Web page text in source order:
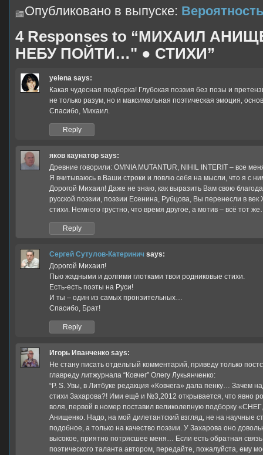
Опубликовано в выпуске:
4 Responses to “МИХАИЛ
НЕБУ ПОЙТИ…" ● СТИХИ”
yelena says:
Какая чудесная подборка! Глубокая поэзия без позы и
не только разум, но и максимальная поэтическая эмоция,
Спасибо, Михаил.
Reply
яков каунатор says:
Древние говорили: OMNIA MUTANTUR, NIHIL INTERIT – все
Я вчитываюсь в Ваши строки и ловлю себя на мысли, что я с
Дорогой Михаил! Даже не знаю, как выразить Вам свою
русской поэзии, поэзии Есенина, Рубцова, Вы перенесли в
стихи. Немного грустно, что время другое, а мотив – всё тот
Reply
Сергей Сутулов-Катеринич says:
Дорогой Михаил!
Пью жадными и долгими глотками твои родниковые стихи.
Есть-есть поэты на Руси!
И ты – один из самых пронзительных…
Спасибо, Брат!
Reply
Игорь Иванченко says:
Не стану писать отдельгый комментарий, приведу только
главреду литжурнала “Ковчег” Олегу Лукьянченко:
“P. S. Увы, в Литбуке редакция «Ковчега» дала пенку… Зачем
стихи Захарова?! Ими ещё и №3,2012 открывается, что явно
воля, первой в номер поставил великолепную подборку
Анищенко. Надо, на мой дилетантский взгляд, не на научные
подобное, а только на качество поэзии. У Захарова оно
высокое, приятно потрясшее меня… Если есть обратная связь
поэтического таланта автором, передайте, пожалуйста, ему